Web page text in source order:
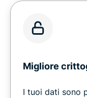
Migliore
I tuoi dati sono